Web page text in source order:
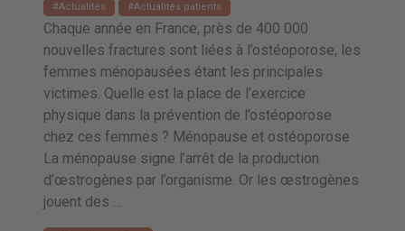
Actualités Actualités patients
Chaque année en France, près de 400 000
nouvelles fractures sont liées à l’ostéoporose, les
femmes ménopausées étant les principales
victimes. Quelle est la place de l’exercice
physique dans la prévention de l’ostéoporose
chez ces femmes ? Ménopause et ostéoporose
La ménopause signe l’arrêt de la production
d’œstrogènes par l’organisme. Or les œstrogènes
jouent des …